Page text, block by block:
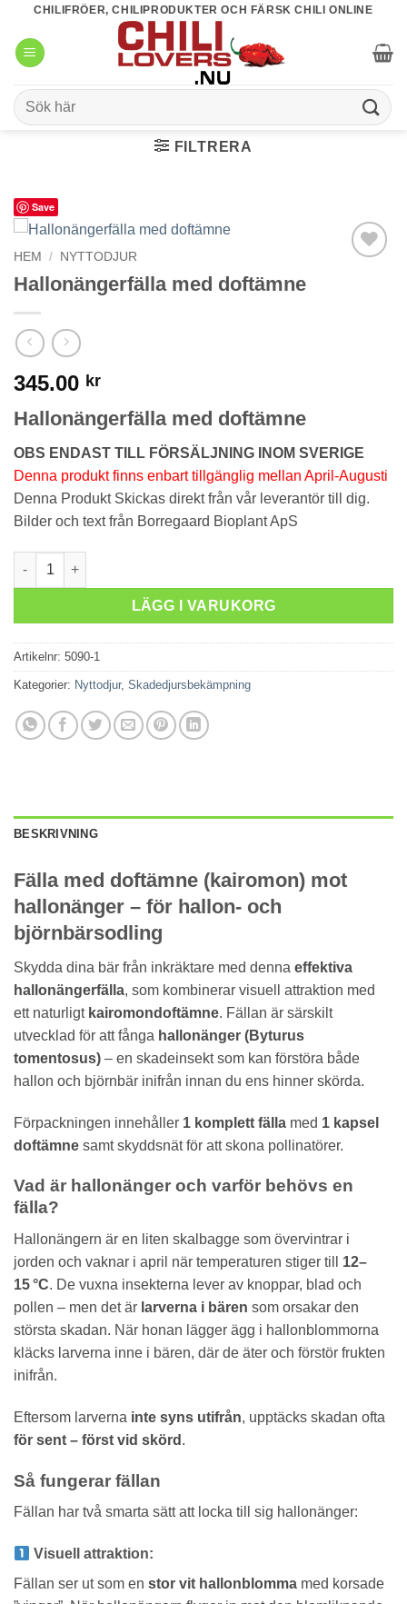
content
CHILIFRÖER, CHILIPRODUKTER OCH FÄRSK CHILI ONLINE
Sök
efter:
FILTRERA
Save
HEM / NYTTODJUR
Hallonängerfälla med doftämne
345.00 kr
Hallonängerfälla med doftämne
OBS ENDAST TILL FÖRSÄLJNING INOM SVERIGE
Denna produkt finns enbart tillgänglig mellan April-Augusti
Denna Produkt Skickas direkt från vår leverantör till dig.
Bilder och text från Borregaard Bioplant ApS
Hallonängerfälla med doftämne mängd
LÄGG I VARUKORG
Artikelnr: 5090-1
Kategorier: Nyttodjur, Skadedjursbekämpning
BESKRIVNING
Fälla med doftämne (kairomon) mot
hallonänger – för hallon- och
björnbärsodling
Skydda dina bär från inkräktare med denna effektiva
hallonängerfälla, som kombinerar visuell attraktion med
ett naturligt kairomondoftämne. Fällan är särskilt
utvecklad för att fånga hallonänger (Byturus
tomentosus) – en skadeinsekt som kan förstöra både
hallon och björnbär inifrån innan du ens hinner skörda.
Förpackningen innehåller 1 komplett fälla med 1 kapsel
doftämne samt skyddsnät för att skona pollinatörer.
Vad är hallonänger och varför behövs en
fälla?
Hallonängern är en liten skalbagge som övervintrar i
jorden och vaknar i april när temperaturen stiger till 12–
15 °C. De vuxna insekterna lever av knoppar, blad och
pollen – men det är larverna i bären som orsakar den
största skadan. När honan lägger ägg i hallonblommorna
kläcks larverna inne i bären, där de äter och förstör frukten
inifrån.
Eftersom larverna inte syns utifrån, upptäcks skadan ofta
för sent – först vid skörd .
Så fungerar fällan
Fällan har två smarta sätt att locka till sig hallonänger:
Visuell attraktion:
Fällan ser ut som en stor vit hallonblomma med korsade